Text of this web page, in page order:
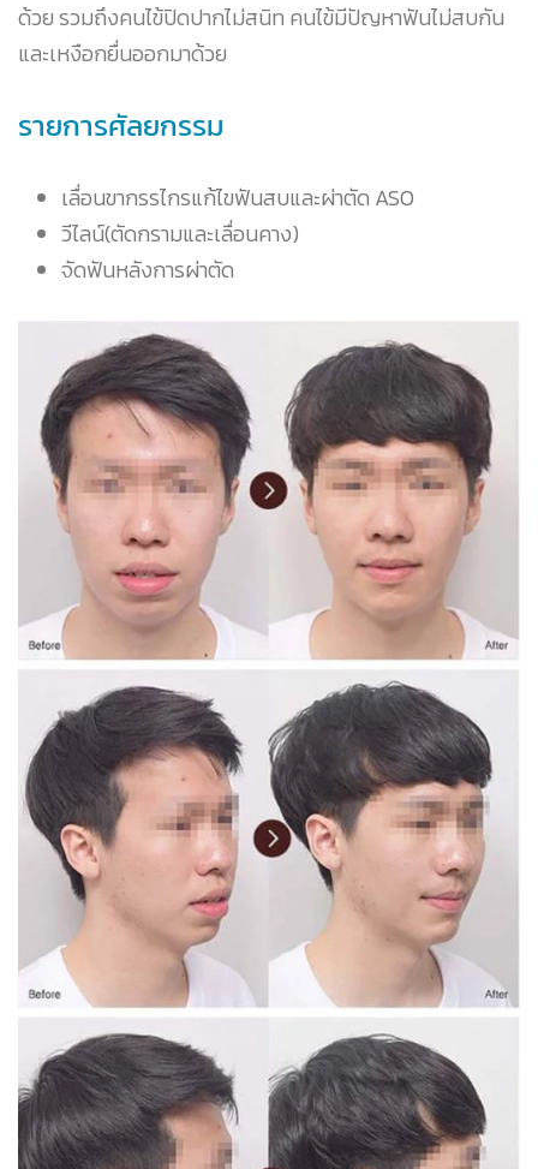
ด้วย รวมถึงคนไข้ปิดปากไม่สนิท คนไข้มีปัญหาฟันไม่สบกัน
และเหงือกยื่นออกมาด้วย
รายการศัลยกรรม
เลื่อนขากรรไกรแก้ไขฟันสบและผ่าตัด ASO
วีไลน์(ตัดกรามและเลื่อนคาง)
จัดฟันหลังการผ่าตัด